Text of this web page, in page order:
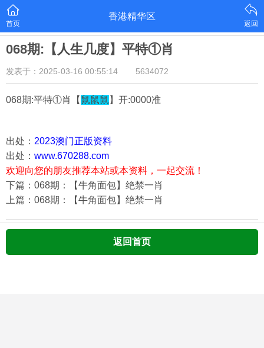
首页
香港精华区
返回
068期:【人生几度】平特①肖
发表于：2025-03-16 00:55:14 5634072
068期:平特①肖【 鼠鼠鼠 】开:0000准
出处： 2023澳门正版资料
出处： www.670288.com
欢迎向您的朋友推荐本站或本资料，一起交流！
下篇：068期：【牛角面包】绝禁一肖
上篇：068期：【牛角面包】绝禁一肖
返回首页